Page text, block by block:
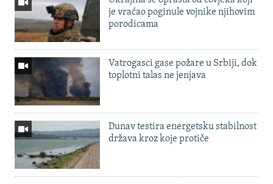
je vraćao poginule vojnike njihovim
porodicama
Vatrogasci gase požare u Srbiji, dok
toplotni talas ne jenjava
Dunav testira energetsku stabilnost
država kroz koje protiče